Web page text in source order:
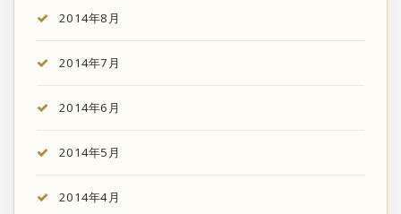
2014年8月
2014年7月
2014年6月
2014年5月
2014年4月